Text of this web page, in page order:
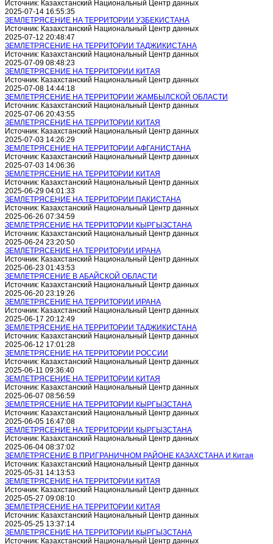
Источник: Казахстанский Национальный Центр данных
2025-07-14 16:55:35
ЗЕМЛЕТРЯСЕНИЕ НА ТЕРРИТОРИИ УЗБЕКИСТАНА
Источник: Казахстанский Национальный Центр данных
2025-07-12 20:48:47
ЗЕМЛЕТРЯСЕНИЕ НА ТЕРРИТОРИИ ТАДЖИКИСТАНА
Источник: Казахстанский Национальный Центр данных
2025-07-09 08:48:23
ЗЕМЛЕТРЯСЕНИЕ НА ТЕРРИТОРИИ КИТАЯ
Источник: Казахстанский Национальный Центр данных
2025-07-08 14:44:18
ЗЕМЛЕТРЯСЕНИЕ НА ТЕРРИТОРИИ ЖАМБЫЛСКОЙ ОБЛАСТИ
Источник: Казахстанский Национальный Центр данных
2025-07-06 20:43:55
ЗЕМЛЕТРЯСЕНИЕ НА ТЕРРИТОРИИ КИТАЯ
Источник: Казахстанский Национальный Центр данных
2025-07-03 14:26:29
ЗЕМЛЕТРЯСЕНИЕ НА ТЕРРИТОРИИ АФГАНИСТАНА
Источник: Казахстанский Национальный Центр данных
2025-07-03 14:06:36
ЗЕМЛЕТРЯСЕНИЕ НА ТЕРРИТОРИИ КИТАЯ
Источник: Казахстанский Национальный Центр данных
2025-06-29 04:01:33
ЗЕМЛЕТРЯСЕНИЕ НА ТЕРРИТОРИИ ПАКИСТАНА
Источник: Казахстанский Национальный Центр данных
2025-06-26 07:34:59
ЗЕМЛЕТРЯСЕНИЕ НА ТЕРРИТОРИИ КЫРГЫЗСТАНА
Источник: Казахстанский Национальный Центр данных
2025-06-24 23:20:50
ЗЕМЛЕТРЯСЕНИЕ НА ТЕРРИТОРИИ ИРАНА
Источник: Казахстанский Национальный Центр данных
2025-06-23 01:43:53
ЗЕМЛЕТРЯСЕНИЕ В АБАЙСКОЙ ОБЛАСТИ
Источник: Казахстанский Национальный Центр данных
2025-06-20 23:19:26
ЗЕМЛЕТРЯСЕНИЕ НА ТЕРРИТОРИИ ИРАНА
Источник: Казахстанский Национальный Центр данных
2025-06-17 20:12:49
ЗЕМЛЕТРЯСЕНИЕ НА ТЕРРИТОРИИ ТАДЖИКИСТАНА
Источник: Казахстанский Национальный Центр данных
2025-06-12 17:01:28
ЗЕМЛЕТРЯСЕНИЕ НА ТЕРРИТОРИИ РОССИИ
Источник: Казахстанский Национальный Центр данных
2025-06-11 09:36:40
ЗЕМЛЕТРЯСЕНИЕ НА ТЕРРИТОРИИ КИТАЯ
Источник: Казахстанский Национальный Центр данных
2025-06-07 08:56:59
ЗЕМЛЕТРЯСЕНИЕ НА ТЕРРИТОРИИ КЫРГЫЗСТАНА
Источник: Казахстанский Национальный Центр данных
2025-06-05 16:47:08
ЗЕМЛЕТРЯСЕНИЕ НА ТЕРРИТОРИИ КЫРГЫЗСТАНА
Источник: Казахстанский Национальный Центр данных
2025-06-04 08:37:02
ЗЕМЛЕТРЯСЕНИЕ В ПРИГРАНИЧНОМ РАЙОНЕ КАЗАХСТАНА И Китая
Источник: Казахстанский Национальный Центр данных
2025-05-31 14:13:53
ЗЕМЛЕТРЯСЕНИЕ НА ТЕРРИТОРИИ КИТАЯ
Источник: Казахстанский Национальный Центр данных
2025-05-27 09:08:10
ЗЕМЛЕТРЯСЕНИЕ НА ТЕРРИТОРИИ КИТАЯ
Источник: Казахстанский Национальный Центр данных
2025-05-25 13:37:14
ЗЕМЛЕТРЯСЕНИЕ НА ТЕРРИТОРИИ КЫРГЫЗСТАНА
Источник: Казахстанский Национальный Центр данных